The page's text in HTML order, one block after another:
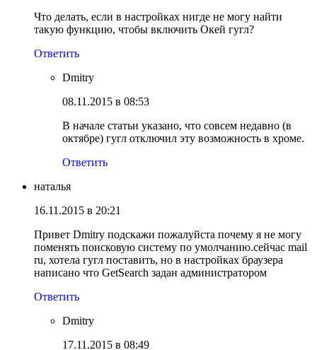
Что делать, если в настройках нигде не могу найти
такую функцию, чтобы включить Окей гугл?
Ответить
Dmitry
08.11.2015 в 08:53
В начале статьи указано, что совсем недавно (в
октябре) гугл отключил эту возможность в хроме.
Ответить
наталья
16.11.2015 в 20:21
Привет Dmitry подскажи пожалуйста почему я не могу
поменять поисковую систему по умолчанию.сейчас mail
ru, хотела гугл поставить, но в настройках браузера
написано что GetSearch задан администратором
Ответить
Dmitry
17.11.2015 в 08:49